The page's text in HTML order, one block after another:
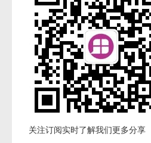
关注订阅实时了解我们更多分享